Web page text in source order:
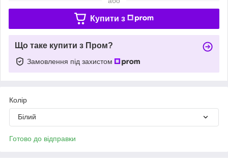
Купити з
Що таке купити з Пром?
Замовлення під захистом
Колір
Білий
Готово до відправки